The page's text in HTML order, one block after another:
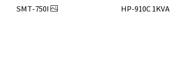
SMT-750I
HP-910C 1KVA